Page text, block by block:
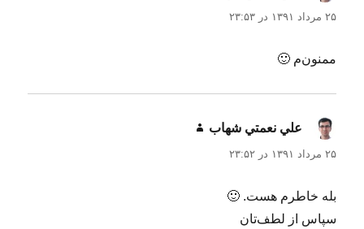
۲۵ مرداد ۱۳۹۱ در ۲۳:۵۳
ممنون‌م 🙂
علي نعمتي شهاب
۲۵ مرداد ۱۳۹۱ در ۲۳:۵۲
بله خاطرم هست. 🙂
سپاس از لطف‌تان